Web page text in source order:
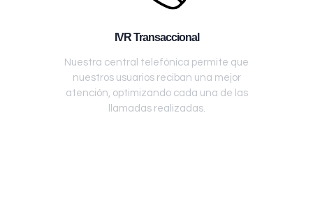
IVR Transaccional
Nuestra central telefónica permite que
nuestros usuarios reciban una mejor
atención, optimizando cada una de las
llamadas realizadas.